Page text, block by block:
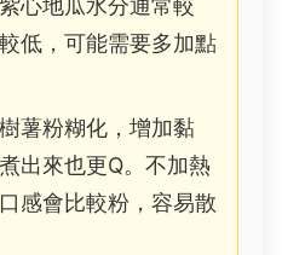
心地瓜水分通常較
低，可能需要多加點
薯粉糊化，增加黏
出來也更Q。不加熱
感會比較粉，容易散